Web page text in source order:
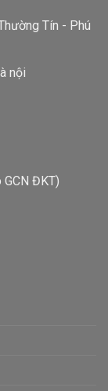
Tín - Phú
nội
ĐKT)